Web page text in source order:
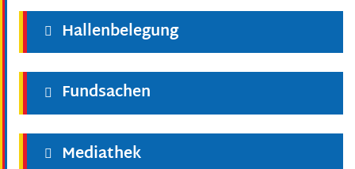
Hallenbelegung
Fundsachen
Mediathek